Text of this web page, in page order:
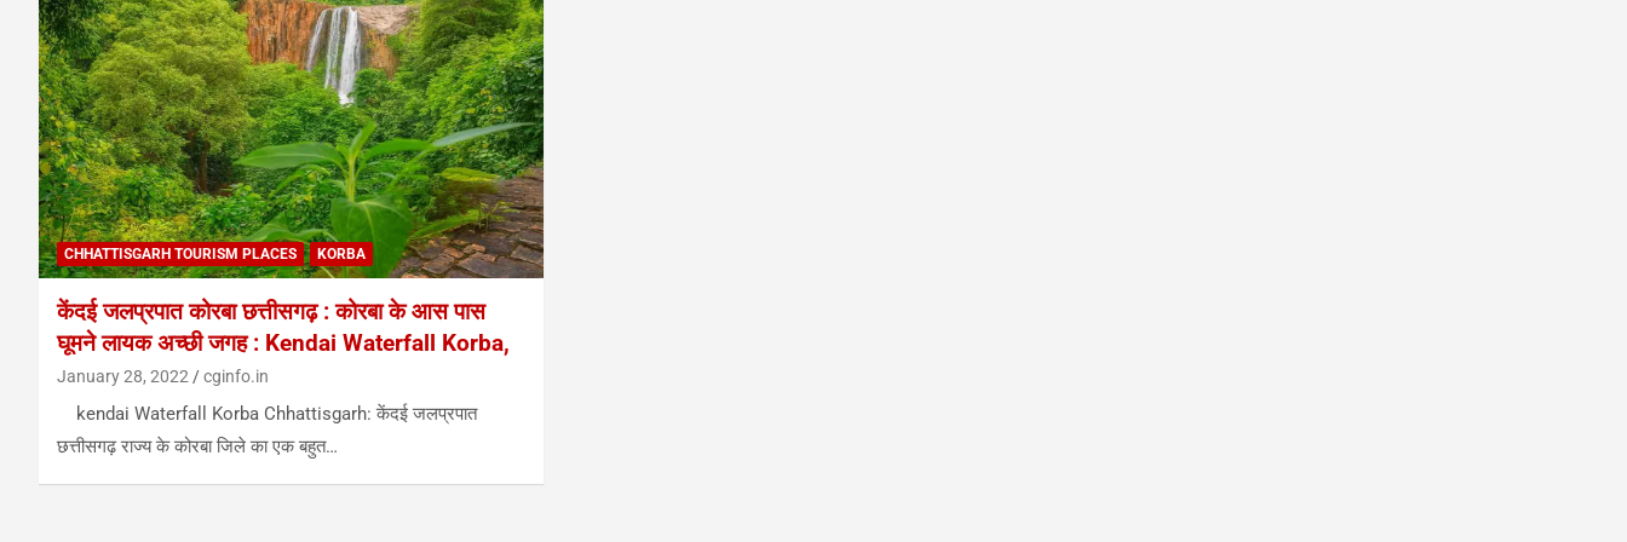
CHHATTISGARH TOURISM PLACES KORBA
केंदई जलप्रपात कोरबा छत्तीसगढ़ : कोरबा के आस पास
घूमने लायक अच्छी जगह : Kendai Waterfall Korba,
January 28, 2022 cginfo.in
kendai Waterfall Korba Chhattisgarh: केंदई जलप्रपात
छत्तीसगढ़ राज्य के कोरबा जिले का एक बहुत…